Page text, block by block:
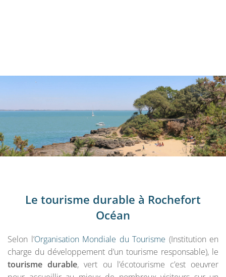
Le tourisme durable à Rochefort
Océan
Selon l’Organisation Mondiale du Tourisme (Institution en
charge du développement d’un tourisme responsable), le
tourisme durable, vert ou l’écotourisme c’est oeuvrer